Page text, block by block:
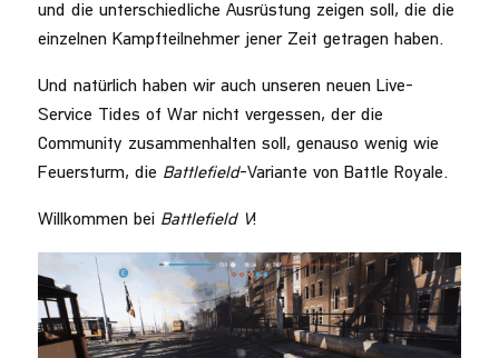
und die unterschiedliche Ausrüstung zeigen soll, die die
einzelnen Kampfteilnehmer jener Zeit getragen haben.
Und natürlich haben wir auch unseren neuen Live-
Service Tides of War nicht vergessen, der die
Community zusammenhalten soll, genauso wenig wie
Feuersturm, die Battlefield-Variante von Battle Royale.
Willkommen bei Battlefield V!